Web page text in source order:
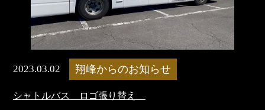
2023.03.02 翔峰からのお知らせ
シャトルバス ロゴ張り替え